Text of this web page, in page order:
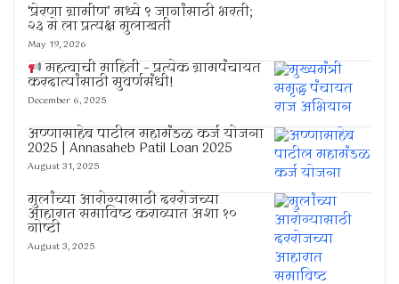
‘प्रेरणा ग्रामीण’ मध्ये ९ जागांसाठी भरती;
२३ मे ला प्रत्यक्ष मुलाखती
May 19, 2026
महत्वाची माहिती – प्रत्येक ग्रामपंचायत
करदात्यांसाठी सुवर्णसंधी!
December 6, 2025
अण्णासाहेब पाटील महामंडळ कर्ज योजना
2025 | Annasaheb Patil Loan 2025
August 31, 2025
मुलांच्या आरोग्यासाठी दररोजच्या
आहारात समाविष्ट कराव्यात अशा १०
गोष्टी
August 3, 2025